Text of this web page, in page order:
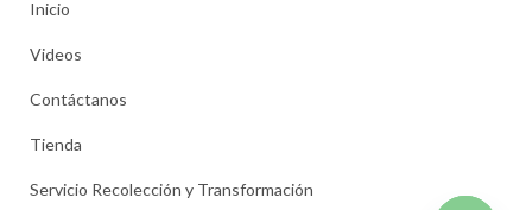
Inicio
Videos
Contáctanos
Tienda
Servicio Recolección y Transformación